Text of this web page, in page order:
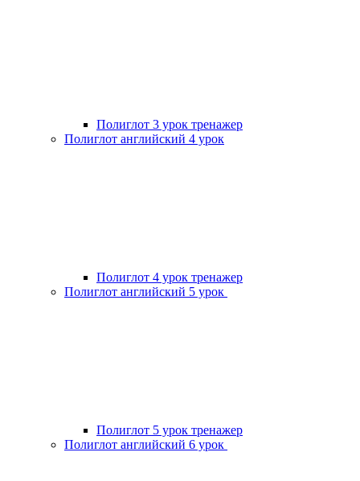
Полиглот 3 урок тренажер
Полиглот английский 4 урок
Полиглот 4 урок тренажер
Полиглот английский 5 урок
Полиглот 5 урок тренажер
Полиглот английский 6 урок